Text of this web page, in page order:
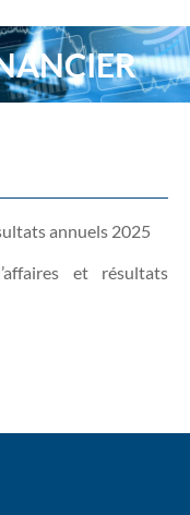
annuels 2025
et résultats